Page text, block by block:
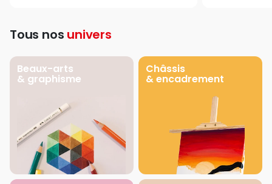
Tous nos univers
Beaux-arts
& graphisme
Châssis
& encadrement